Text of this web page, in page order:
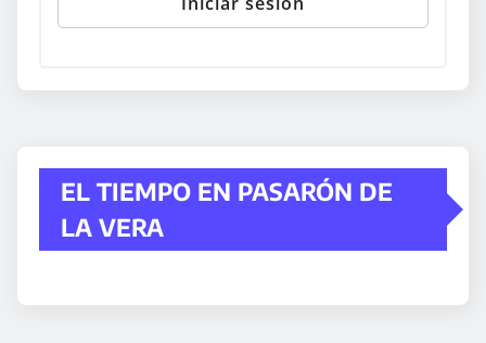
EL TIEMPO EN PASARÓN DE
LA VERA